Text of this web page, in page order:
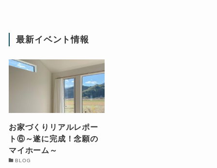
最新イベント情報
お家づくりリアルレポー
ト⑥～遂に完成！念願の
マイホーム～
BLOG